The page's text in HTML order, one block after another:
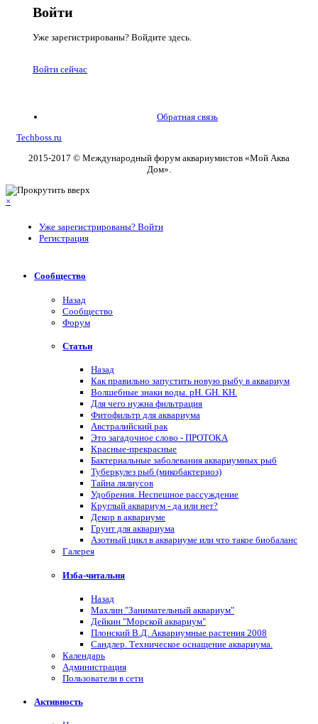
Войти
Уже зарегистрированы? Войдите здесь.
Войти сейчас
Обратная связь
Techboss.ru
2015-2017 © Международный форум аквариумистов «Мой Аква
Дом».
×
Уже зарегистрированы? Войти
Регистрация
Сообщество
Назад
Сообщество
Форум
Статьи
Назад
Как правильно запустить новую рыбу в аквариум
Волшебные знаки воды. рН. GH. KH.
Для чего нужна фильтрация
Фитофильтр для аквариума
Австралийский рак
Это загадочное слово - ПРОТОКА
Красные-прекрасные
Бактериальные заболевания аквариумных рыб
Туберкулез рыб (микобактериоз)
Тайна лялиусов
Удобрения. Неспешное рассуждение
Круглый аквариум - да или нет?
Декор в аквариуме
Грунт для аквариума
Азотный цикл в аквариуме или что такое биобаланс
Галерея
Изба-читальня
Назад
Махлин "Занимательный аквариум"
Дейкин "Морской аквариум"
Плонский В.Д. Аквариумные растения 2008
Сандлер. Техническое оснащение аквариума.
Календарь
Администрация
Пользователи в сети
Активность